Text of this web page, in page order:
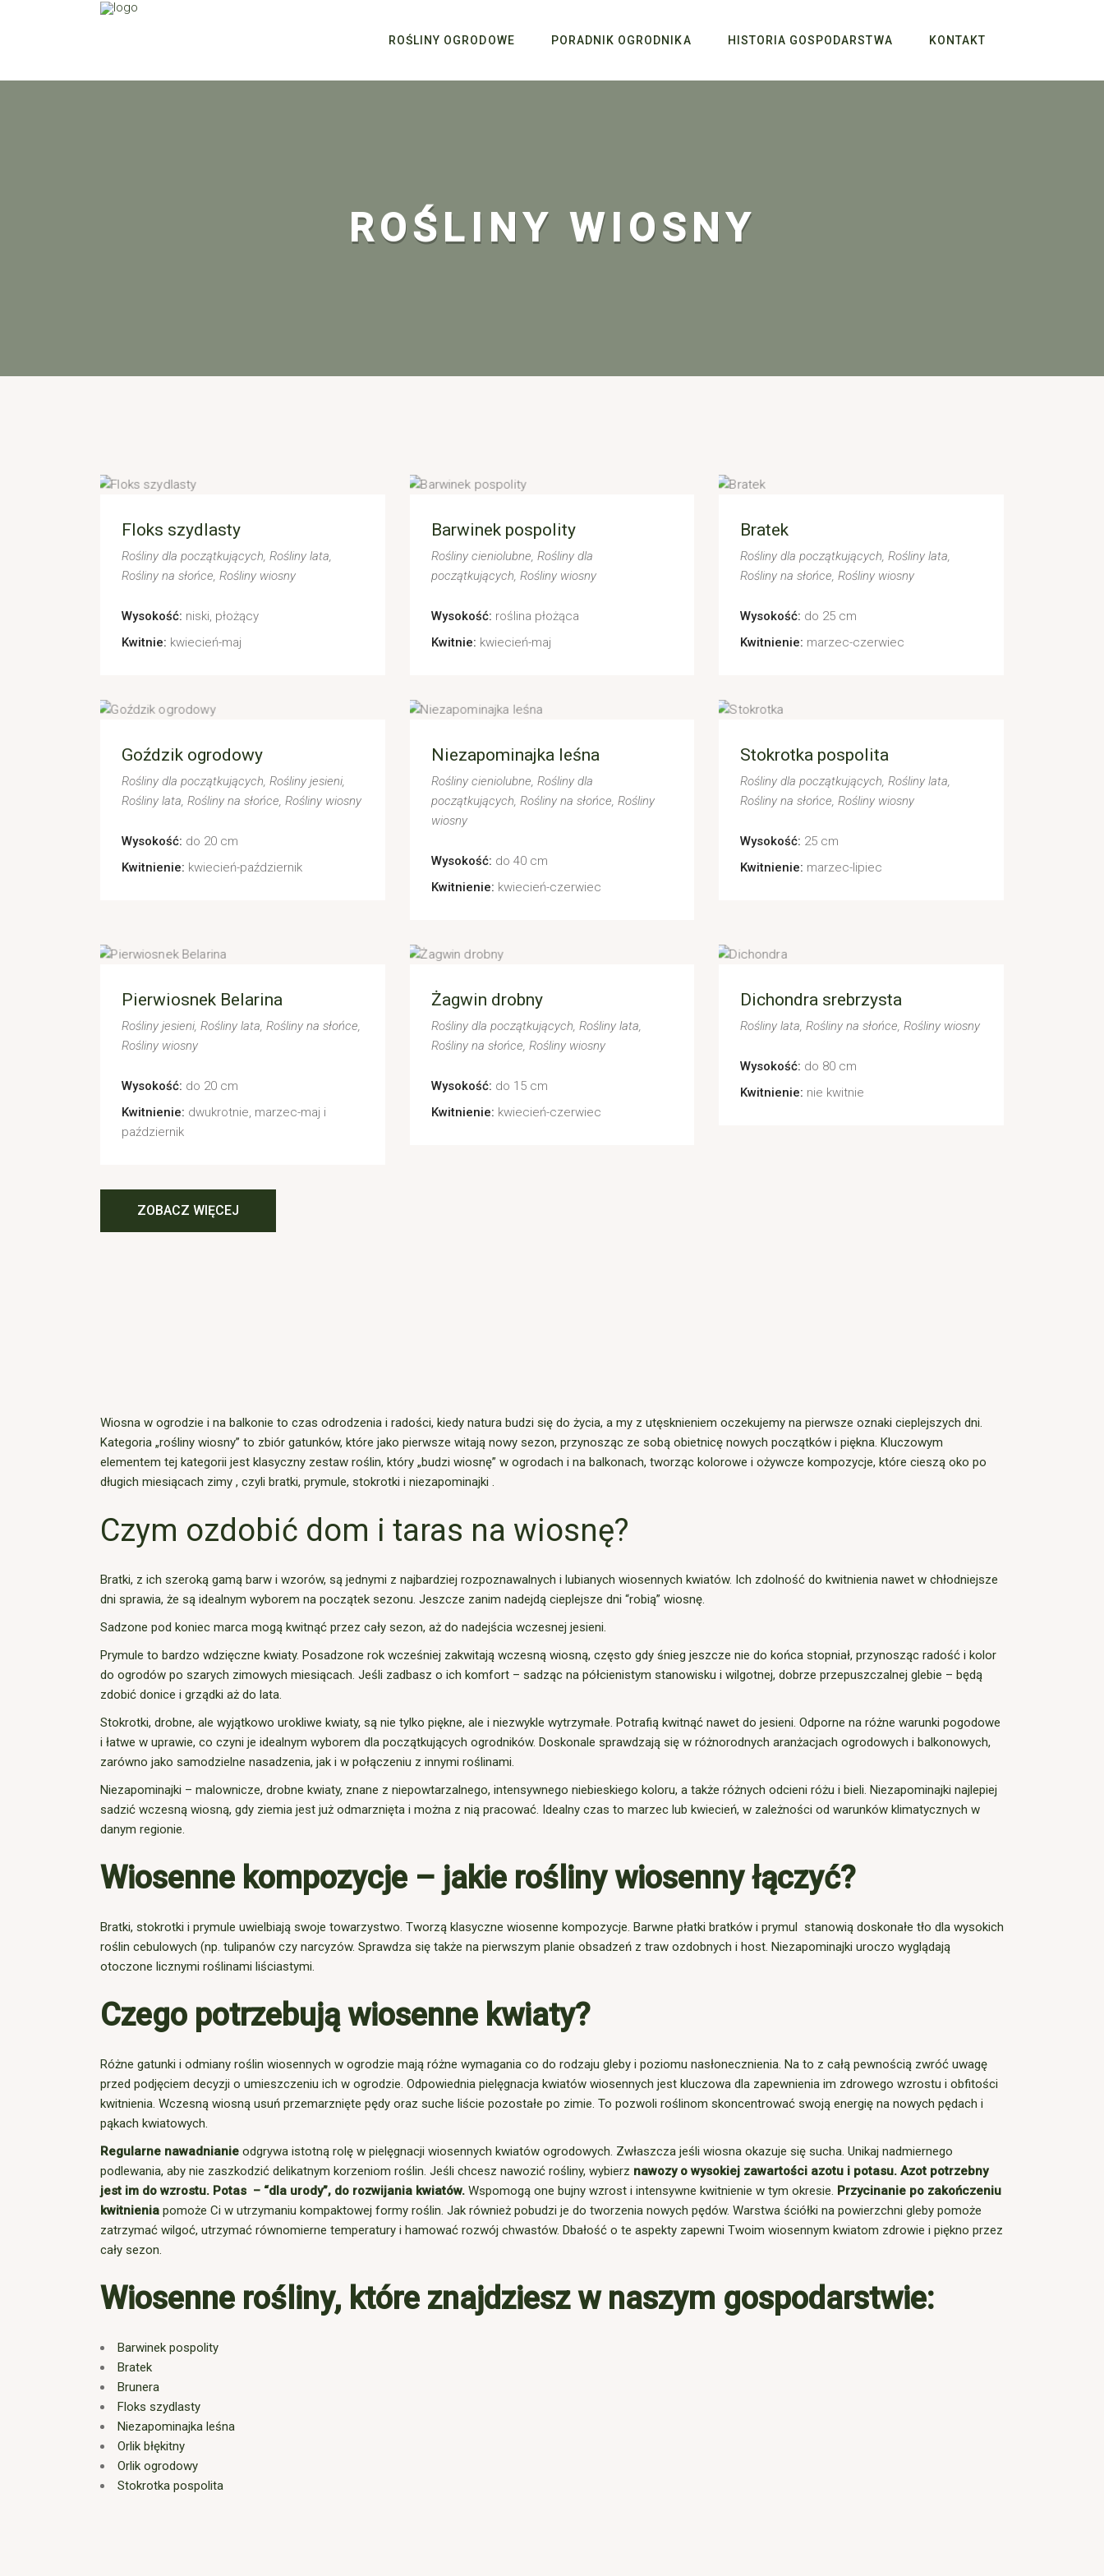
ROŚLINY OGRODOWE PORADNIK OGRODNIKA HISTORIA GOSPODARSTWA KONTAKT
ROŚLINY WIOSNY
Floks szydlasty
Rośliny dla początkujących Rośliny lata
Rośliny na słońce Rośliny wiosny
Wysokość: niski, płożący
Kwitnie: kwiecień-maj
Barwinek pospolity
Rośliny cieniolubne Rośliny dla
początkujących Rośliny wiosny
Wysokość: roślina płożąca
Kwitnie: kwiecień-maj
Bratek
Rośliny dla początkujących Rośliny lata
Rośliny na słońce Rośliny wiosny
Wysokość: do 25 cm
Kwitnienie: marzec-czerwiec
Goździk ogrodowy
Rośliny dla początkujących Rośliny jesieni
Rośliny lata Rośliny na słońce Rośliny wiosny
Wysokość: do 20 cm
Kwitnienie: kwiecień-październik
Niezapominajka leśna
Rośliny cieniolubne Rośliny dla
początkujących Rośliny na słońce Rośliny
wiosny
Wysokość: do 40 cm
Kwitnienie: kwiecień-czerwiec
Stokrotka pospolita
Rośliny dla początkujących Rośliny lata
Rośliny na słońce Rośliny wiosny
Wysokość: 25 cm
Kwitnienie: marzec-lipiec
Pierwiosnek Belarina
Rośliny jesieni Rośliny lata Rośliny na słońce
Rośliny wiosny
Wysokość: do 20 cm
Kwitnienie: dwukrotnie, marzec-maj i
październik
Żagwin drobny
Rośliny dla początkujących Rośliny lata
Rośliny na słońce Rośliny wiosny
Wysokość: do 15 cm
Kwitnienie: kwiecień-czerwiec
Dichondra srebrzysta
Rośliny lata Rośliny na słońce Rośliny wiosny
Wysokość: do 80 cm
Kwitnienie: nie kwitnie
ZOBACZ WIĘCEJ
Wiosna w ogrodzie i na balkonie to czas odrodzenia i radości, kiedy natura budzi się do życia, a my z utęsknieniem oczekujemy na pierwsze oznaki cieplejszych dni.
Kategoria „rośliny wiosny” to zbiór gatunków, które jako pierwsze witają nowy sezon, przynosząc ze sobą obietnicę nowych początków i piękna. Kluczowym
elementem tej kategorii jest klasyczny zestaw roślin, który „budzi wiosnę” w ogrodach i na balkonach, tworząc kolorowe i ożywcze kompozycje, które cieszą oko po
długich miesiącach zimy , czyli bratki, prymule, stokrotki i niezapominajki .
Czym ozdobić dom i taras na wiosnę?
Bratki, z ich szeroką gamą barw i wzorów, są jednymi z najbardziej rozpoznawalnych i lubianych wiosennych kwiatów. Ich zdolność do kwitnienia nawet w chłodniejsze
dni sprawia, że są idealnym wyborem na początek sezonu. Jeszcze zanim nadejdą cieplejsze dni “robią” wiosnę.
Sadzone pod koniec marca mogą kwitnąć przez cały sezon, aż do nadejścia wczesnej jesieni.
Prymule to bardzo wdzięczne kwiaty. Posadzone rok wcześniej zakwitają wczesną wiosną, często gdy śnieg jeszcze nie do końca stopniał, przynosząc radość i kolor
do ogrodów po szarych zimowych miesiącach. Jeśli zadbasz o ich komfort – sadząc na półcienistym stanowisku i wilgotnej, dobrze przepuszczalnej glebie – będą
zdobić donice i grządki aż do lata.
Stokrotki, drobne, ale wyjątkowo urokliwe kwiaty, są nie tylko piękne, ale i niezwykle wytrzymałe. Potrafią kwitnąć nawet do jesieni. Odporne na różne warunki pogodowe
i łatwe w uprawie, co czyni je idealnym wyborem dla początkujących ogrodników. Doskonale sprawdzają się w różnorodnych aranżacjach ogrodowych i balkonowych,
zarówno jako samodzielne nasadzenia, jak i w połączeniu z innymi roślinami.
Niezapominajki – malownicze, drobne kwiaty, znane z niepowtarzalnego, intensywnego niebieskiego koloru, a także różnych odcieni różu i bieli. Niezapominajki najlepiej
sadzić wczesną wiosną, gdy ziemia jest już odmarznięta i można z nią pracować. Idealny czas to marzec lub kwiecień, w zależności od warunków klimatycznych w
danym regionie.
Wiosenne kompozycje – jakie rośliny wiosenny łączyć?
Bratki, stokrotki i prymule uwielbiają swoje towarzystwo. Tworzą klasyczne wiosenne kompozycje. Barwne płatki bratków i prymul stanowią doskonałe tło dla wysokich
roślin cebulowych (np. tulipanów czy narcyzów. Sprawdza się także na pierwszym planie obsadzeń z traw ozdobnych i host. Niezapominajki uroczo wyglądają
otoczone licznymi roślinami liściastymi.
Czego potrzebują wiosenne kwiaty?
Różne gatunki i odmiany roślin wiosennych w ogrodzie mają różne wymagania co do rodzaju gleby i poziomu nasłonecznienia. Na to z całą pewnością zwróć uwagę
przed podjęciem decyzji o umieszczeniu ich w ogrodzie. Odpowiednia pielęgnacja kwiatów wiosennych jest kluczowa dla zapewnienia im zdrowego wzrostu i obfitości
kwitnienia. Wczesną wiosną usuń przemarznięte pędy oraz suche liście pozostałe po zimie. To pozwoli roślinom skoncentrować swoją energię na nowych pędach i
pąkach kwiatowych.
Regularne nawadnianie odgrywa istotną rolę w pielęgnacji wiosennych kwiatów ogrodowych. Zwłaszcza jeśli wiosna okazuje się sucha. Unikaj nadmiernego
podlewania, aby nie zaszkodzić delikatnym korzeniom roślin. Jeśli chcesz nawozić rośliny, wybierz nawozy o wysokiej zawartości azotu i potasu. Azot potrzebny
jest im do wzrostu. Potas – “dla urody”, do rozwijania kwiatów. Wspomogą one bujny wzrost i intensywne kwitnienie w tym okresie. Przycinanie po zakończeniu
kwitnienia pomoże Ci w utrzymaniu kompaktowej formy roślin. Jak również pobudzi je do tworzenia nowych pędów. Warstwa ściółki na powierzchni gleby pomoże
zatrzymać wilgoć, utrzymać równomierne temperatury i hamować rozwój chwastów. Dbałość o te aspekty zapewni Twoim wiosennym kwiatom zdrowie i piękno przez
cały sezon.
Wiosenne rośliny, które znajdziesz w naszym gospodarstwie:
Barwinek pospolity
Bratek
Brunera
Floks szydlasty
Niezapominajka leśna
Orlik błękitny
Orlik ogrodowy
Stokrotka pospolita